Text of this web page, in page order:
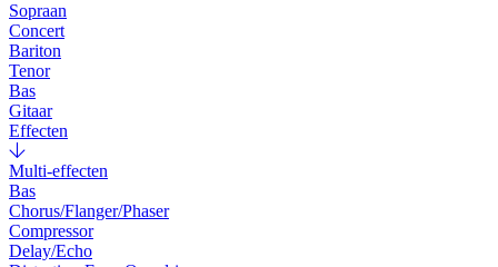
Sopraan
Concert
Bariton
Tenor
Bas
Gitaar
Effecten
Multi-effecten
Bas
Chorus/Flanger/Phaser
Compressor
Delay/Echo